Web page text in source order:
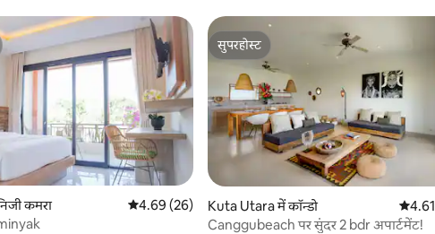
कमरा औसत रेटिंग 5 में से 4.69, 26 समीक्षाएँ
4.69 (26)
सुपरहोस्ट
सुपरहोस्ट
Kuta Utara में कॉन्डो औसत
Canggubeach पर सुंदर 2 bdr अपार्टमेंट!